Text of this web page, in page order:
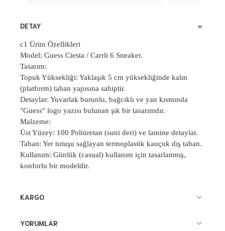
DETAY
c1 Ürün Özellikleri
Model: Guess Ciesta / Carrli 6 Sneaker.
Tasarım:
Topuk Yüksekliği: Yaklaşık 5 cm yüksekliğinde kalın
(platform) taban yapısına sahiptir.
Detaylar: Yuvarlak burunlu, bağcıklı ve yan kısmında
"Guess" logo yazısı bulunan şık bir tasarımdır.
Malzeme:
Üst Yüzey: 100 Poliüretan (suni deri) ve lamine detaylar.
Taban: Yer tutuşu sağlayan termoplastik kauçuk dış taban.
Kullanım: Günlük (casual) kullanım için tasarlanmış,
konforlu bir modeldir.
KARGO
YORUMLAR